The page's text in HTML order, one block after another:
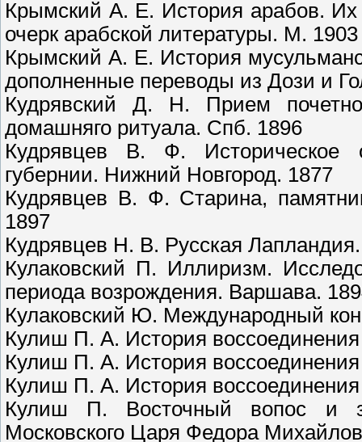
Крымский А. Е. История арабов.
очерк арабской литературы. М.
Крымский А. Е. История
дополненные переводы из Дози и
Кудрявский Д. Н. Прием
домашняго ритуала. Спб. 1896
Кудрявцев В. Ф. Историческое
губернии. Нижний Новгород. 1877
Кудрявцев В. Ф. Старина,
1897
Кудрявцев Н. В. Русская
Кулаковский П. Иллиризм.
периода возрождения. Варшава.
Кулаковский Ю. Международный
Кулиш П. А. История
Кулиш П. А. История
Кулиш П. А. История
Кулиш П. Восточный вопос и
Московского Царя Федора